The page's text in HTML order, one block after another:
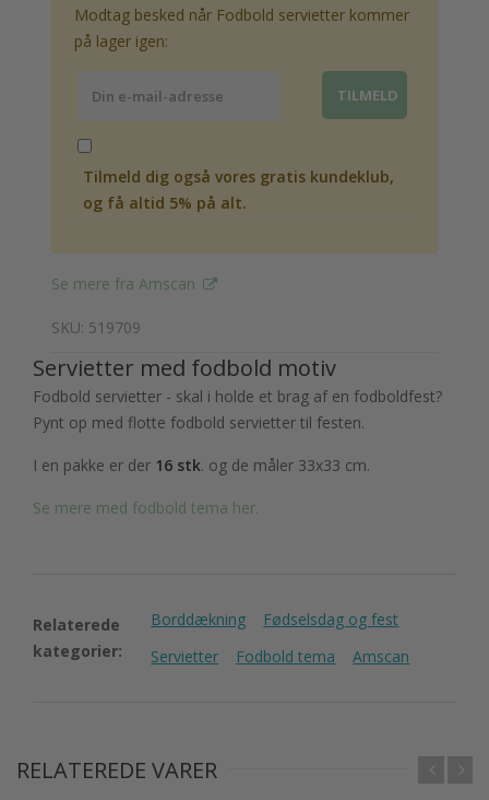
Modtag besked når Fodbold servietter kommer
på lager igen:
Tilmeld dig også vores gratis kundeklub,
og få altid 5% på alt.
Se mere fra Amscan
SKU: 519709
Servietter med fodbold motiv
Fodbold servietter - skal i holde et brag af en fodboldfest?
Pynt op med flotte fodbold servietter til festen.
I en pakke er der 16 stk. og de måler 33x33 cm.
Se mere med fodbold tema her.
Relaterede
kategorier:
Borddækning
Fødselsdag og fest
Servietter
Fodbold tema Amscan
RELATEREDE VARER